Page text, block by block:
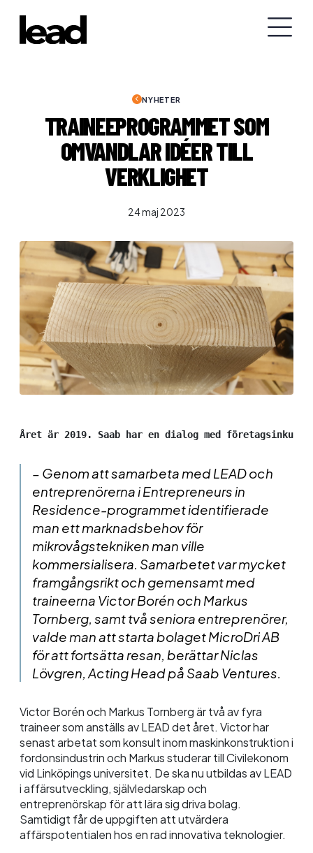
NYHETER
TRAINEEPROGRAMMET SOM
OMVANDLAR IDÉER TILL
VERKLIGHET
24 maj 2023
Året är 2019. Saab har en dialog med
– Genom att samarbeta med LEAD och
entreprenörerna i Entrepreneurs in
Residence-programmet identifierade
man ett marknadsbehov för
mikrovågstekniken man ville
kommersialisera. Samarbetet var mycket
framgångsrikt och gemensamt med
traineerna Victor Borén och Markus
Tornberg, samt två seniora entreprenörer,
valde man att starta bolaget MicroDri AB
för att fortsätta resan, berättar Niclas
Lövgren, Acting Head på Saab Ventures.
Victor Borén och Markus Tornberg är två av fyra
traineer som anställs av LEAD det året. Victor har
senast arbetat som konsult inom maskinkonstruktion i
fordonsindustrin och Markus studerar till Civilekonom
vid Linköpings universitet. De ska nu utbildas av LEAD
i affärsutveckling, självledarskap och
entreprenörskap för att lära sig driva bolag.
Samtidigt får de uppgiften att utvärdera
affärspotentialen hos en rad innovativa teknologier.